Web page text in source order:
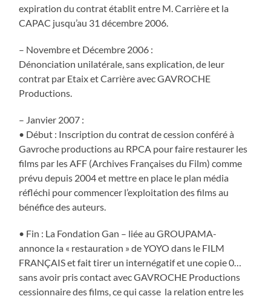
expiration du contrat établit entre M. Carrière et la
CAPAC jusqu’au 31 décembre 2006.
– Novembre et Décembre 2006 :
Dénonciation unilatérale, sans explication, de leur
contrat par Etaix et Carrière avec GAVROCHE
Productions.
– Janvier 2007 :
• Début : Inscription du contrat de cession conféré à
Gavroche productions au RPCA pour faire restaurer les
films par les AFF (Archives Françaises du Film) comme
prévu depuis 2004 et mettre en place le plan média
réfléchi pour commencer l’exploitation des films au
bénéfice des auteurs.
• Fin : La Fondation Gan – liée au GROUPAMA-
annonce la « restauration » de YOYO dans le FILM
FRANÇAIS et fait tirer un internégatif et une copie 0…
sans avoir pris contact avec GAVROCHE Productions
cessionnaire des films, ce qui casse la relation entre les